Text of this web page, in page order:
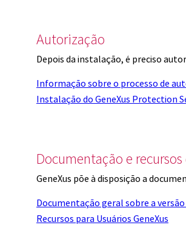
Autorização
Depois da instalação, é preciso
Informação sobre o processo de
Instalação do GeneXus Protection
Documentação e
GeneXus põe à disposição a
Documentação geral sobre a versão
Recursos para Usuários GeneXus